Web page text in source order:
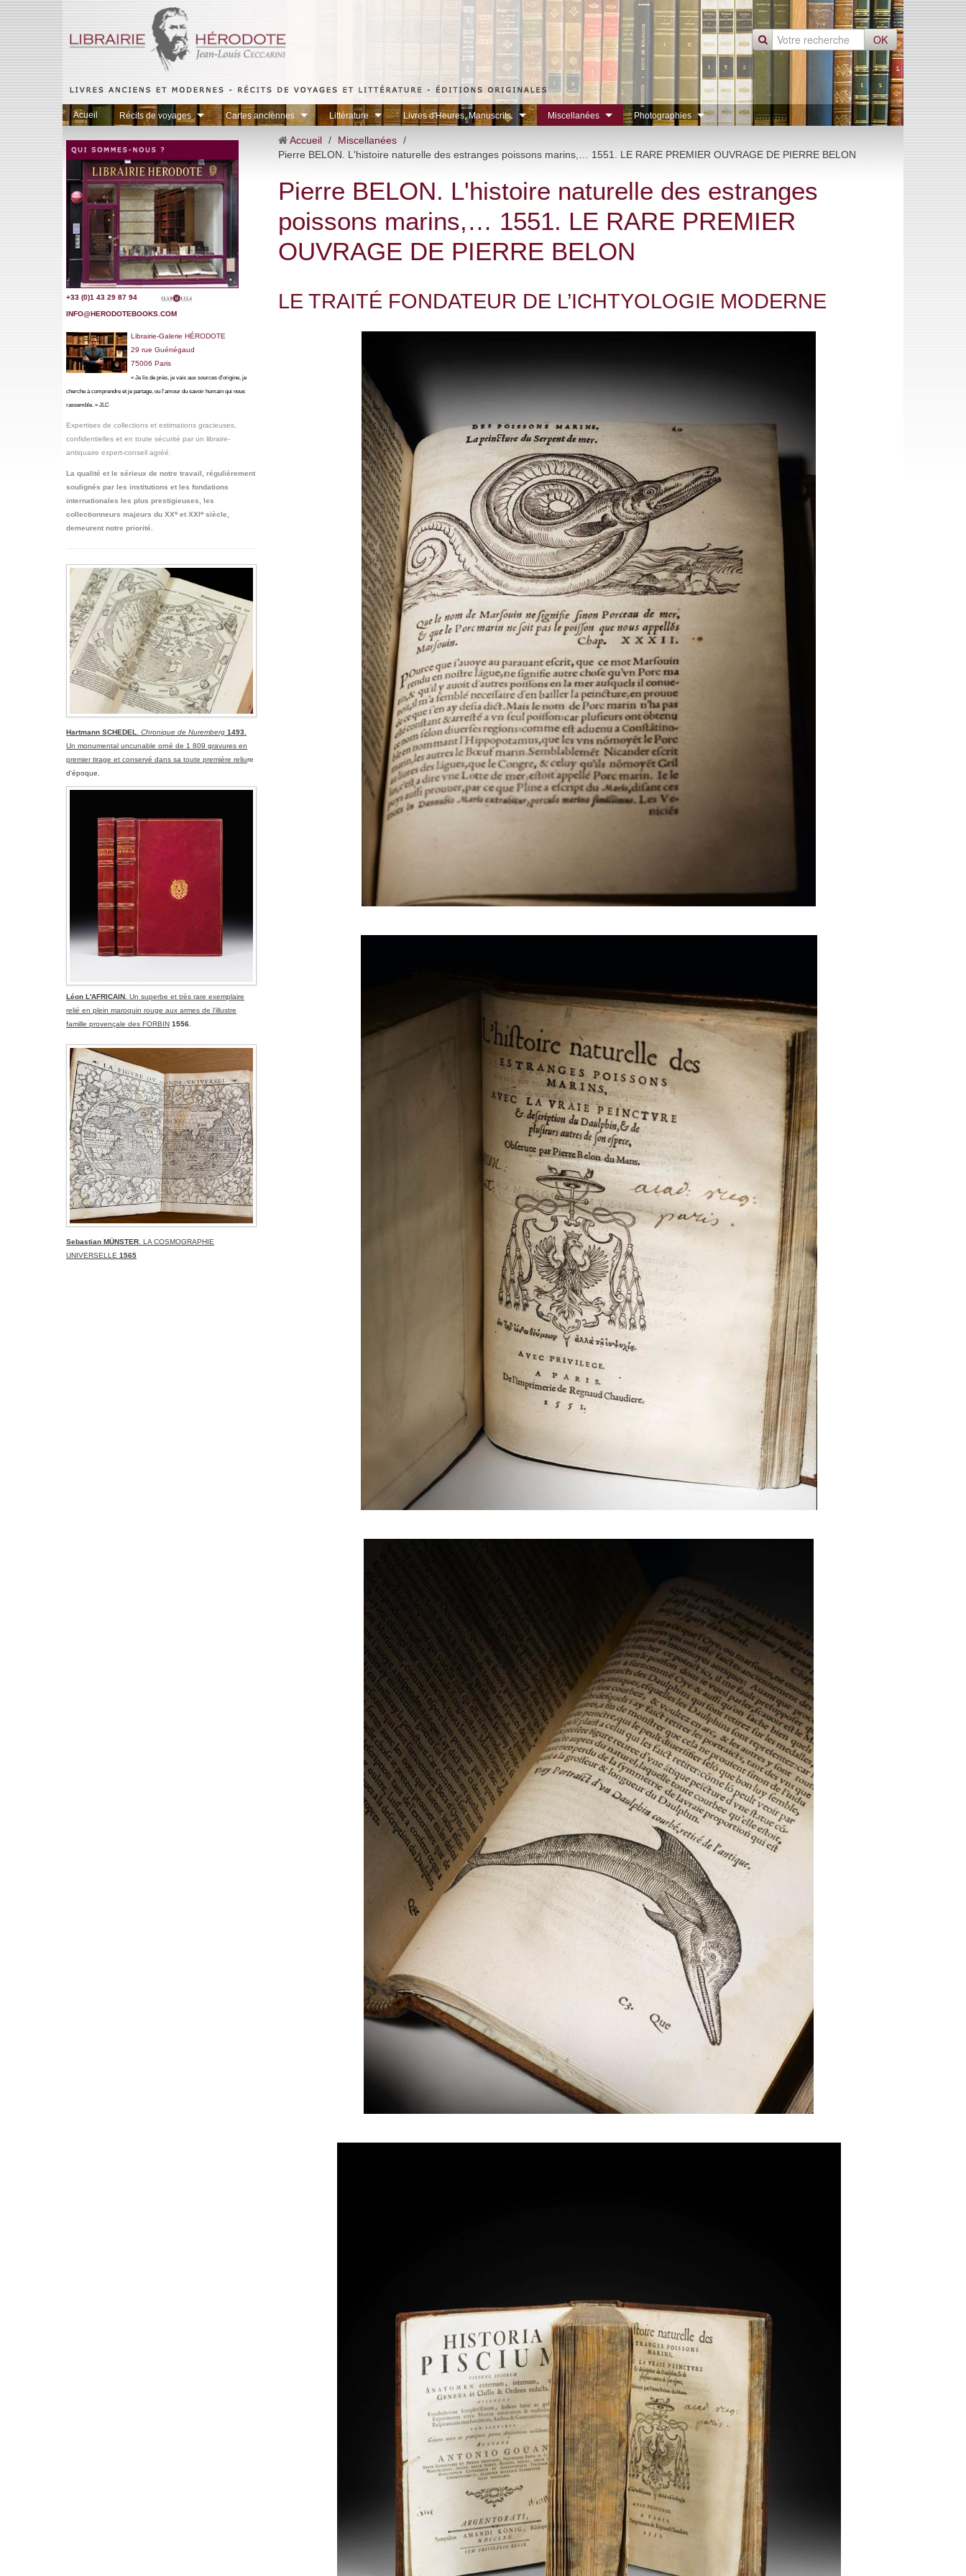
OK
Acueil Récits de voyages Cartes anciennes Littérature Livres d'Heures, Manuscrits. Miscellanées Photographies
+33 (0)1 43 29 87 94
INFO@HERODOTEBOOKS.COM
Librairie-Galerie HÉRODOTE
29 rue Guénégaud
75006 Paris
« Je lis de près, je vais aux sources d'origine, je
cherche à comprendre et je partage, ou l'amour du savoir humain qui nous
rassemble. » JLC
Expertises de collections et estimations gracieuses,
confidentielles et en toute sécurité par un libraire-
antiquaire expert-conseil agréé.
La qualité et le sérieux de notre travail, régulièrement
soulignés par les institutions et les fondations
internationales les plus prestigieuses, les
collectionneurs majeurs du XXe et XXI e siècle,
demeurent notre priorité.
Hartmann SCHEDEL Chronique de Nuremberg 1493
Un monumental uncunable orné de 1 809 gravures en
premier tirage et conservé dans sa toute première reliure
d'époque.
Léon L'AFRICAIN. Un superbe et très rare exemplaire
relié en plein maroquin rouge aux armes de l'illustre
famille provençale des FORBIN 1556
Sebastian MÜNSTER. LA COSMOGRAPHIE
UNIVERSELLE 1565
Accueil / Miscellanées /
Pierre BELON. L'histoire naturelle des estranges poissons marins,… 1551. LE RARE PREMIER OUVRAGE DE PIERRE BELON
Pierre BELON. L'histoire naturelle des estranges
poissons marins,… 1551. LE RARE PREMIER
OUVRAGE DE PIERRE BELON
LE TRAITÉ FONDATEUR DE L’ICHTYOLOGIE MODERNE